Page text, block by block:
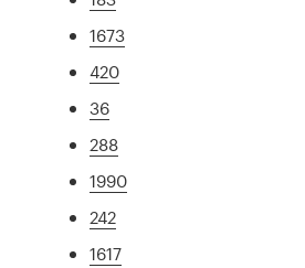
1673
420
36
288
1990
242
1617